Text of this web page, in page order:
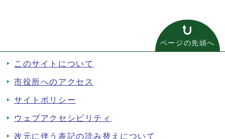
ページの先頭へ
このサイトについて
市役所へのアクセス
サイトポリシー
ウェブアクセシビリティ
改元に伴う表記の読み替えについて